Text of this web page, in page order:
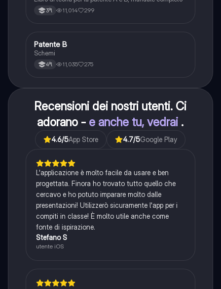
3ªl 11,014 299
Altro
Patente B
Schemi
4ªl 11,035 275
Recensioni dei nostri utenti. Ci
adorano - e anche tu, vedrai .
4.6/5App Store 4.7/5Google Play
L'applicazione è molto facile da usare e ben
progettata. Finora ho trovato tutto quello che
cercavo e ho potuto imparare molto dalle
presentazioni! Utilizzerò sicuramente l'app per i
compiti in classe! È molto utile anche come
fonte di ispirazione.
Stefano S
utente iOS